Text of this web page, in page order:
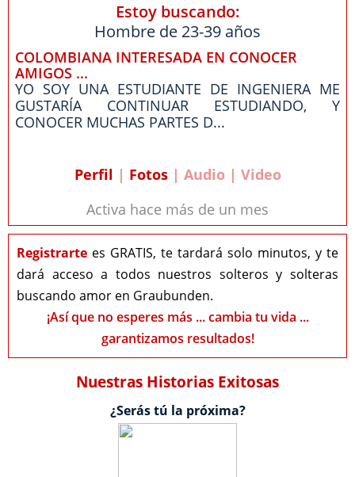
Estoy buscando:
Hombre de 23-39 años
COLOMBIANA INTERESADA EN CONOCER
AMIGOS ...
YO SOY UNA ESTUDIANTE DE INGENIERA ME
GUSTARÍA CONTINUAR ESTUDIANDO, Y
CONOCER MUCHAS PARTES D...
Perfil | Fotos| Audio | Video
Activa hace más de un mes
Registrarte es GRATIS, te tardará solo minutos, y te
dará acceso a todos nuestros solteros y solteras
buscando amor en Graubunden.
¡Así que no esperes más ... cambia tu vida ...
garantizamos resultados!
Nuestras Historias Exitosas
¿Serás tú la próxima?